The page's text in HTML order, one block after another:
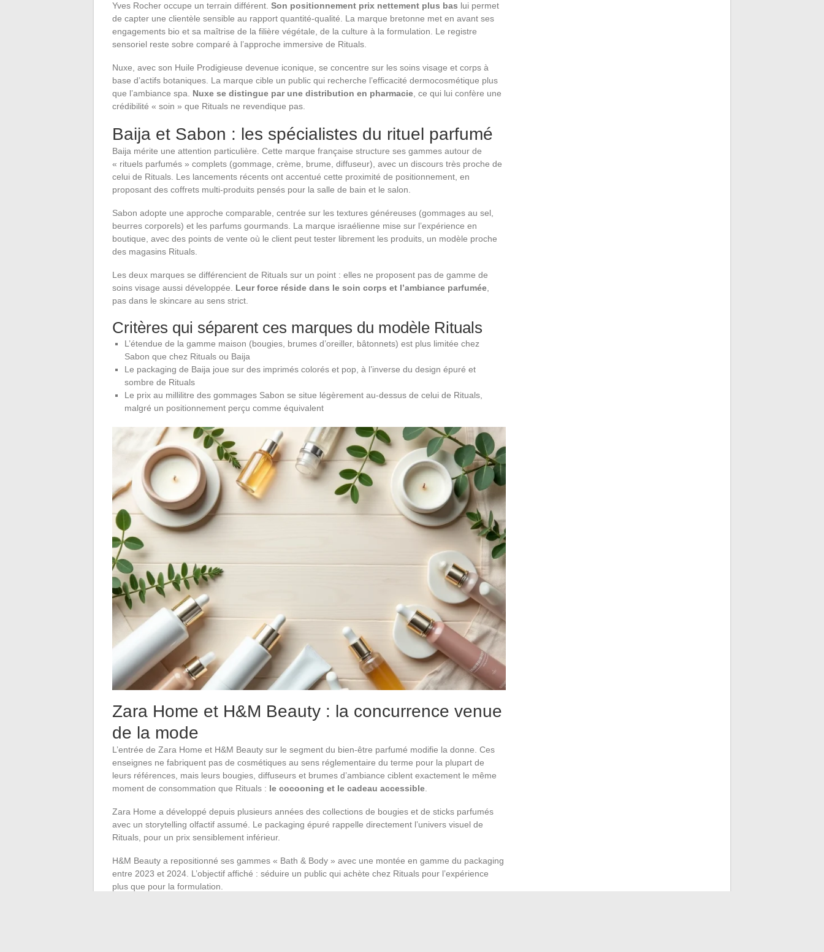
Yves Rocher occupe un terrain différent. Son positionnement prix nettement plus bas lui permet
de capter une clientèle sensible au rapport quantité-qualité. La marque bretonne met en avant ses
engagements bio et sa maîtrise de la filière végétale, de la culture à la formulation. Le registre
sensoriel reste sobre comparé à l’approche immersive de Rituals.
Nuxe, avec son Huile Prodigieuse devenue iconique, se concentre sur les soins visage et corps à
base d’actifs botaniques. La marque cible un public qui recherche l’efficacité dermocosmétique plus
que l’ambiance spa. Nuxe se distingue par une distribution en pharmacie, ce qui lui confère une
crédibilité « soin » que Rituals ne revendique pas.
Baija et Sabon : les spécialistes du rituel parfumé
Baija mérite une attention particulière. Cette marque française structure ses gammes autour de
« rituels parfumés » complets (gommage, crème, brume, diffuseur), avec un discours très proche de
celui de Rituals. Les lancements récents ont accentué cette proximité de positionnement, en
proposant des coffrets multi-produits pensés pour la salle de bain et le salon.
Sabon adopte une approche comparable, centrée sur les textures généreuses (gommages au sel,
beurres corporels) et les parfums gourmands. La marque israélienne mise sur l’expérience en
boutique, avec des points de vente où le client peut tester librement les produits, un modèle proche
des magasins Rituals.
Les deux marques se différencient de Rituals sur un point : elles ne proposent pas de gamme de
soins visage aussi développée. Leur force réside dans le soin corps et l’ambiance parfumée,
pas dans le skincare au sens strict.
Critères qui séparent ces marques du modèle Rituals
L’étendue de la gamme maison (bougies, brumes d’oreiller, bâtonnets) est plus limitée chez
Sabon que chez Rituals ou Baija
Le packaging de Baija joue sur des imprimés colorés et pop, à l’inverse du design épuré et
sombre de Rituals
Le prix au millilitre des gommages Sabon se situe légèrement au-dessus de celui de Rituals,
malgré un positionnement perçu comme équivalent
Zara Home et H&M Beauty : la concurrence venue
de la mode
L’entrée de Zara Home et H&M Beauty sur le segment du bien-être parfumé modifie la donne. Ces
enseignes ne fabriquent pas de cosmétiques au sens réglementaire du terme pour la plupart de
leurs références, mais leurs bougies, diffuseurs et brumes d’ambiance ciblent exactement le même
moment de consommation que Rituals : le cocooning et le cadeau accessible
Zara Home a développé depuis plusieurs années des collections de bougies et de sticks parfumés
avec un storytelling olfactif assumé. Le packaging épuré rappelle directement l’univers visuel de
Rituals, pour un prix sensiblement inférieur.
H&M Beauty a repositionné ses gammes « Bath & Body » avec une montée en gamme du packaging
entre 2023 et 2024. L’objectif affiché : séduire un public qui achète chez Rituals pour l’expérience
plus que pour la formulation.